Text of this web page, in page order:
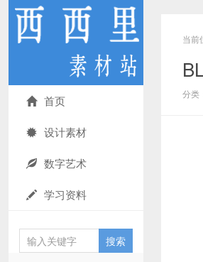
首页
设计素材
数字艺术
学习资料
当前
分类